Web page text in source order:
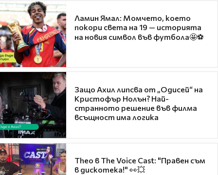
Ламин Ямал: Момчето, което
покори света на 19 — историята
на новия символ във футбола🤩⚽
Защо Ахил липсва от „Одисей“ на
Кристофър Нолън? Най-
странното решение във филма
всъщност има логика
Theo в The Voice Cast: "Правен съм
в дискотека!" 👀💥